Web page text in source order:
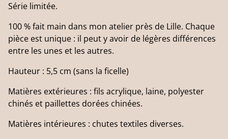
Série limitée.
100 % fait main dans mon atelier près de Lille. Chaque
pièce est unique : il peut y avoir de légères différences
entre les unes et les autres.
Hauteur : 5,5 cm (sans la ficelle)
Matières extérieures : fils acrylique, laine, polyester
chinés et paillettes dorées chinées.
Matières intérieures : chutes textiles diverses.